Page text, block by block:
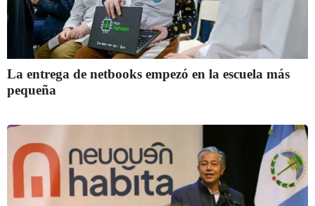
La entrega de netbooks empezó en la escuela más
pequeña